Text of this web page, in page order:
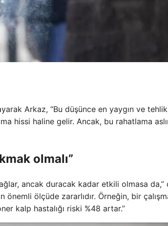
Arkaz, “Bu düşünce en yaygın ve
hissi haline gelir. Ancak, bu rahatlama
olmalı”
ancak duracak kadar etkili olmasa da,”
önemli ölçüde zararlıdır. Örneğin, bir
kalp hastalığı riski %48 artar.”